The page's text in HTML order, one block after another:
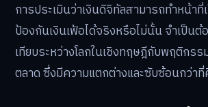
การประเมินว่าเงินดิจิทัลสามารถทำหน้าที่
ป้องกันเงินเฟ้อได้จริงหรือไม่นั้น จำเป็น
เทียบระหว่างโลกในเชิงทฤษฎีกับพฤติกร
ตลาด ซึ่งมีความแตกต่างและซับซ้อนกว่า